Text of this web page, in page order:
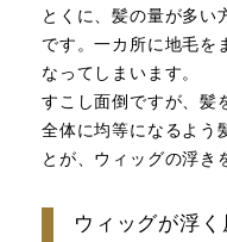
とくに、髪の量が多い
です。一カ所に地毛を
なってしまいます。
すこし面倒ですが、髪
全体に均等になるよう
とが、ウィッグの浮き
ウィッグが浮